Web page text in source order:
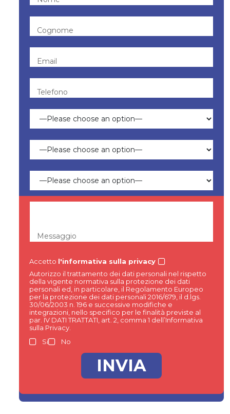
Cognome
Email
Telefono
Messaggio
Accetto l'informativa sulla privacy
Autorizzo il trattamento dei dati personali nel rispetto
della vigente normativa sulla protezione dei dati
personali ed, in particolare, il Regolamento Europeo
per la protezione dei dati personali 2016/679, il d.lgs.
30/06/2003 n. 196 e successive modifiche e
integrazioni, nello specifico per le finalità previste al
par. IV DATI TRATTATI, art. 2, comma 1 dell’Informativa
sulla Privacy.
Si
No